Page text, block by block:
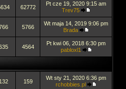
62772
Pt cze 19, 2020 9:15 am
Trev75
5766
Wt maja 14, 2019 9:06 pm
Brada
4564
Pt kwi 06, 2018 6:30 pm
pabloxl1
132 159
Wt sty 21, 2020 6:36 pm
rchobbies.pl